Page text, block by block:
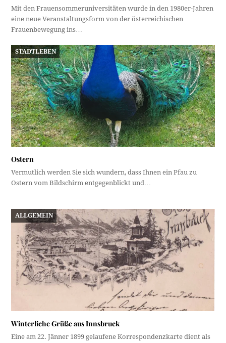
Mit den Frauensommeruniversitäten wurde in den 1980er-Jahren
eine neue Veranstaltungsform von der österreichischen
Frauenbewegung ins…
STADTLEBEN
Ostern
Vermutlich werden Sie sich wundern, dass Ihnen ein Pfau zu
Ostern vom Bildschirm entgegenblickt und…
ALLGEMEIN
Winterliche Grüße aus Innsbruck
Eine am 22. Jänner 1899 gelaufene Korrespondenzkarte dient als